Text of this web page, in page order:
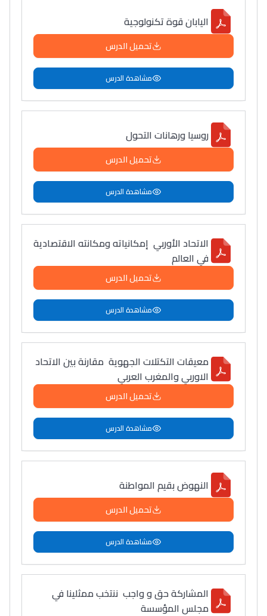
اليابان قوة تكنولوجية
تحميل الدرس
مشاهدة الدرس
روسيا ورهانات التحول
تحميل الدرس
مشاهدة الدرس
الاتحاد الأوربي إمكانياته ومكانته الاقتصادية
في العالم
تحميل الدرس
مشاهدة الدرس
معيقات التكتلات الجهوية مقارنة بين الاتحاد
الاوربي والمغرب العربي
تحميل الدرس
مشاهدة الدرس
النهوض بقيم المواطنة
تحميل الدرس
مشاهدة الدرس
المشاركة حق و واجب ننتخب ممثلينا في
مجلس المؤسسة